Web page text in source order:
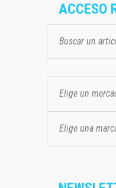
ACCESO
Elige un
Elige una